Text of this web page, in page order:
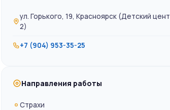
ул. Горького, 19, Красноярск (Детский
2)
+7 (904) 953-35-25
Направления работы
Страхи